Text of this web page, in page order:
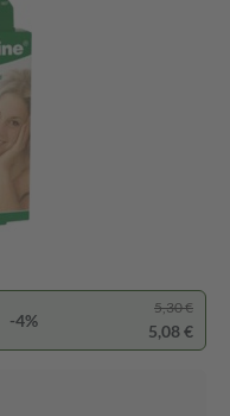
-4%
5,30 €
5,08 €